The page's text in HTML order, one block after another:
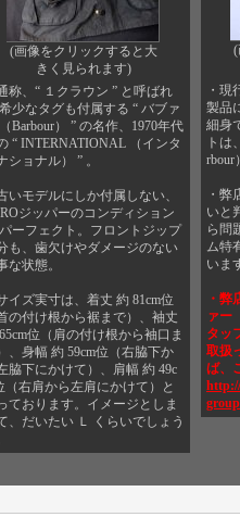
(画像をクリックすると大
きく見られます)
称、“ １クラウン ” と呼ばれ
少なタグも付属する “ バブァ
Barbour） ” の名作、1970年代
“ INTERNATIONAL （インタ
ショナル） ” 。
いモデルにしか付属しない、
ジッパーのコンディション
ーフェクト。フロントジップ
も、歯欠けやダメージのない
な状態。
イズ実寸は、着丈 約 81cm位
首の付け根から裾まで）、袖丈
位（肩の付け根から袖口ま
、身幅 約 59cm位（右脇下か
脇下にかけて）、肩幅 約 49c
（右肩から左肩にかけて）と
ております。イメージとしま
、だいたい Ｌ くらいでしょう
(
・現
製品
細身
トは
rbour
・弊
いと
ら問
ム特
いま
・弊
ァー
タッ
取扱
ば、